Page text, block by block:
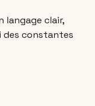
langage clair,
des constantes